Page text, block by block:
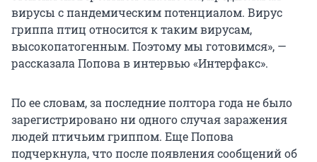
вирусы с пандемическим потенциалом. Вирус
гриппа птиц относится к таким вирусам,
высокопатогенным. Поэтому мы готовимся», —
рассказала Попова в интервью «Интерфакс».
По ее словам, за последние полтора года не было
зарегистрировано ни одного случая заражения
людей птичьим гриппом. Еще Попова
подчеркнула, что после появления сообщений об